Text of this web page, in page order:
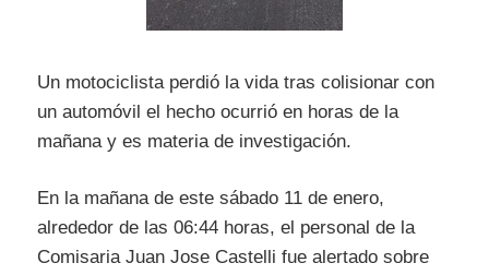
Un motociclista perdió la vida tras colisionar con
un automóvil el hecho ocurrió en horas de la
mañana y es materia de investigación.
En la mañana de este sábado 11 de enero,
alrededor de las 06:44 horas, el personal de la
Comisaria Juan Jose Castelli fue alertado sobre